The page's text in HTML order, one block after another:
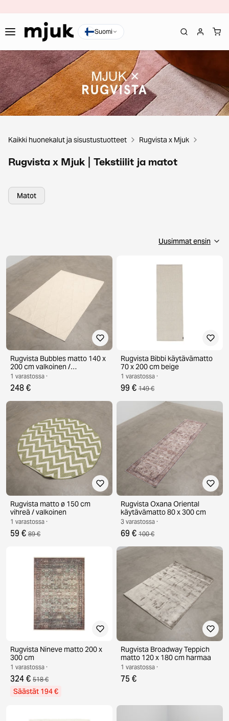
Suomi
Kaikki huonekalut ja sisustustuotteet Rugvista x Mjuk
Rugvista x Mjuk | Tekstiilit ja matot
Matot
Rugvista Bubbles matto 140 x
200 cm valkoinen /
luonnonvalkoinen
1 varastossa ·
248 €
Rugvista Bibbi käytävämatto
70 x 200 cm beige
1 varastossa ·
99 € 149 €
Rugvista matto ø 150 cm
vihreä / valkoinen
1 varastossa ·
59 € 89 €
Rugvista Oxana Oriental
käytävämatto 80 x 300 cm
3 varastossa ·
69 € 100 €
Rugvista Nineve matto 200 x
300 cm
1 varastossa ·
324 € 518 €
Säästät 194 €
Rugvista Broadway Teppich
matto 120 x 180 cm harmaa
1 varastossa ·
75 €